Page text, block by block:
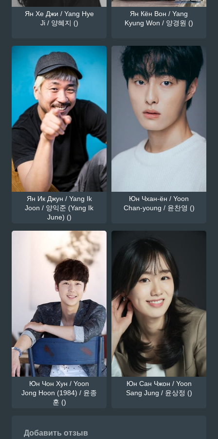
Ян Хе Джи / Yang Hye
Ji / 양혜지 ()
Ян Кён Вон / Yang
Kyung Won / 양경원 ()
Ян Ик Джун / Yang Ik
Joon / 양익준 (Yang Ik
June) ()
Юн Чхан-ён / Yoon
Chan-young / 윤찬영 ()
Юн Чон Хун / Yoon
Jong Hoon (1984) / 윤종
훈 ()
Юн Сан Чжон / Yoon
Sang Jung / 윤상정 ()
Добавить отзыв